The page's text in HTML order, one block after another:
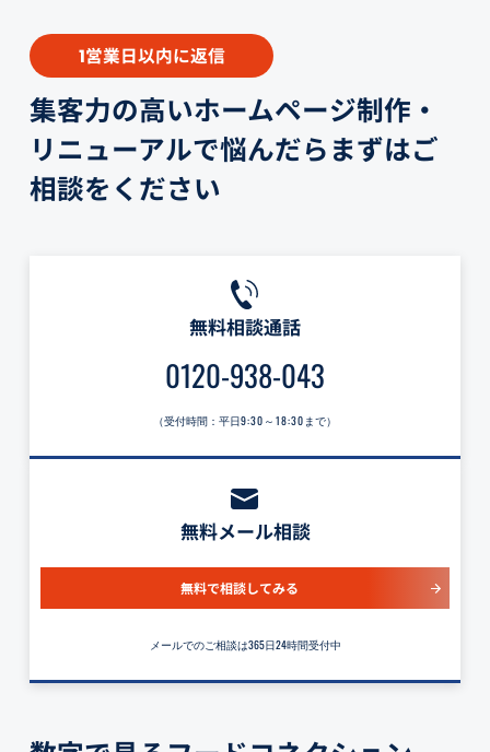
1営業日以内に返信
集客力の高いホームページ制作・
リニューアルで悩んだらまずはご
相談をください
無料相談通話
0120-938-043
（受付時間：平日9:30～18:30 まで）
無料メール相談
無料で相談してみる
メールでのご相談は365日24時間受付中